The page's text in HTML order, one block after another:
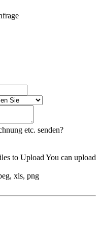
etc. senden?
to Upload You can upload
xls, png